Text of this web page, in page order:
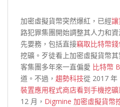
加密虛擬貨幣突然爆紅，已經
路犯罪集團開始調整其人力和
先要務，包括直接竊取比特幣
挖礦。歹徒看上加密虛擬貨幣
客集團多年來一直偏愛 比特幣
道。不過， 趨勢科技從 2017 年
裝置應用程式商店看到手機挖
12 月， Digmine 加密虛擬貨幣